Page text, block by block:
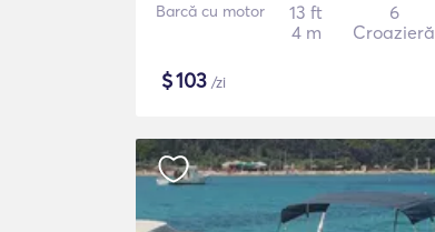
Barcă cu motor
13 ft
4 m
6
Croazieră
$103 /zi